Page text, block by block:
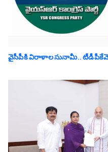
వైసీపీకి విరాళాల సునామీ..